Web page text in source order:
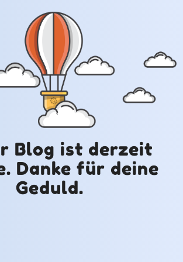
Blog ist derzeit
Danke für deine
Geduld.